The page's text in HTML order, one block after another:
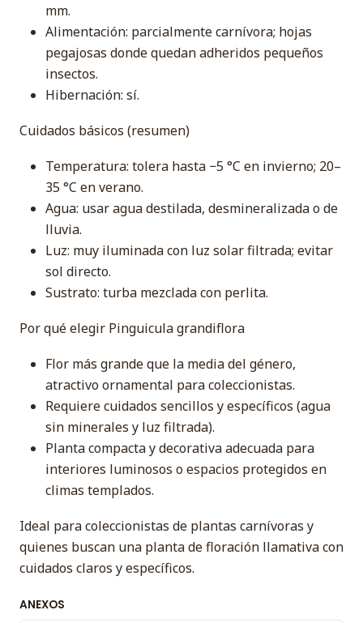
mm.
Alimentación: parcialmente carnívora; hojas
pegajosas donde quedan adheridos pequeños
insectos.
Hibernación: sí.
Cuidados básicos (resumen)
Temperatura: tolera hasta −5 °C en invierno; 20–
35 °C en verano.
Agua: usar agua destilada, desmineralizada o de
lluvia.
Luz: muy iluminada con luz solar filtrada; evitar
sol directo.
Sustrato: turba mezclada con perlita.
Por qué elegir Pinguicula grandiflora
Flor más grande que la media del género,
atractivo ornamental para coleccionistas.
Requiere cuidados sencillos y específicos (agua
sin minerales y luz filtrada).
Planta compacta y decorativa adecuada para
interiores luminosos o espacios protegidos en
climas templados.
Ideal para coleccionistas de plantas carnívoras y
quienes buscan una planta de floración llamativa con
cuidados claros y específicos.
ANEXOS